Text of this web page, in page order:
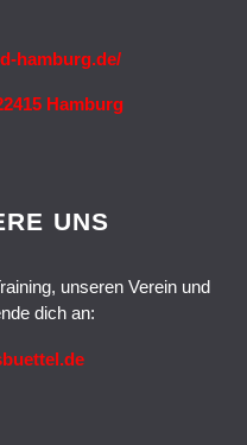
hamburg.de/
Hamburg
UNS
unseren Verein und
dich an: